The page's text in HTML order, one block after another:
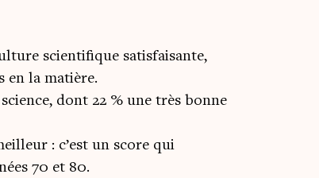
scientifique satisfaisante,
en la matière.
dont 22 % une très bonne
: c’est un score qui
70 et 80.